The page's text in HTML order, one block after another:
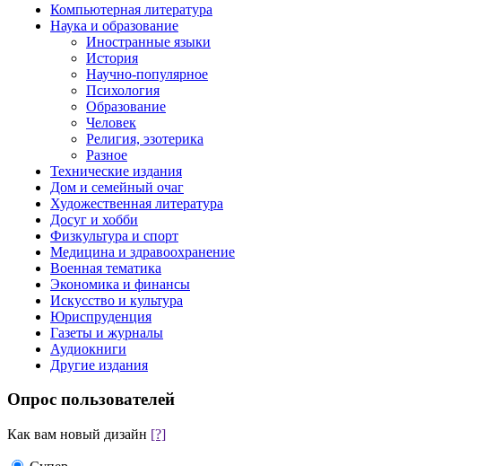
Компьютерная литература
Наука и образование
Иностранные языки
История
Научно-популярное
Психология
Образование
Человек
Религия, эзотерика
Разное
Технические издания
Дом и семейный очаг
Художественная литература
Досуг и хобби
Физкультура и спорт
Медицина и здравоохранение
Военная тематика
Экономика и финансы
Искусство и культура
Юриспруденция
Газеты и журналы
Аудиокниги
Другие издания
Опрос пользователей
Как вам новый дизайн [?]